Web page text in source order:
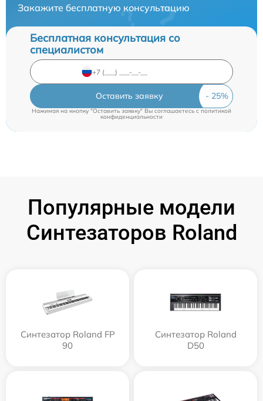
Закажите бесплатную консультацию
Бесплатная консультация со
специалистом
Оставить заявку
Нажимая на кнопку "Оставить заявку" Вы соглашаетесь c политикой
конфиденциальности
Популярные модели
Синтезаторов Roland
Синтезатор Roland FP
90
Синтезатор Roland
D50